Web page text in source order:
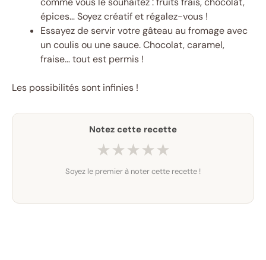
épices… Soyez créatif et régalez-vous !
Essayez de servir votre gâteau au fromage avec
un coulis ou une sauce. Chocolat, caramel,
fraise… tout est permis !
Les possibilités sont infinies !
Notez cette recette
★★★★★
Soyez le premier à noter cette recette !